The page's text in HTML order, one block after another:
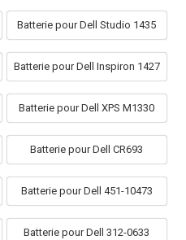
Batterie pour Dell Studio 1435
Batterie pour Dell Inspiron 1427
Batterie pour Dell XPS M1330
Batterie pour Dell CR693
Batterie pour Dell 451-10473
Batterie pour Dell 312-0633